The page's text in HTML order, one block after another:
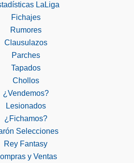
LaLiga
Fichajes
Rumores
Clausulazos
Parches
Tapados
Chollos
¿Vendemos?
Lesionados
¿Fichamos?
Selecciones
Rey Fantasy
y Ventas